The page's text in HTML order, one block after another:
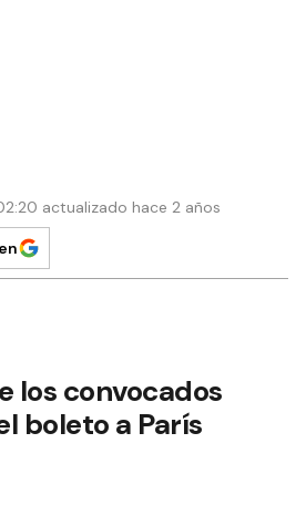
actualizado hace 2 años
los convocados
boleto a París